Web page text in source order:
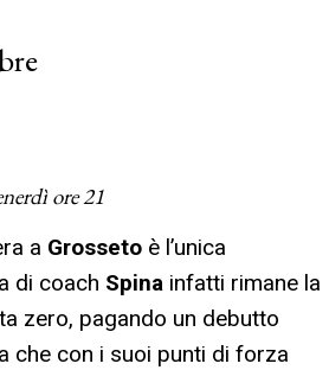
ore 21
a Grosseto è l’unica
di coach Spina infatti rimane la
zero, pagando un debutto
che con i suoi punti di forza